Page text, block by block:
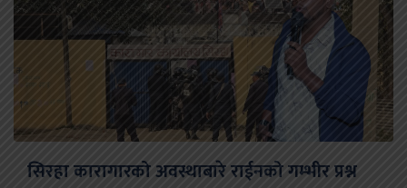
सिरहा कारागारको अवस्थाबारे राईनको गम्भीर प्रश्न